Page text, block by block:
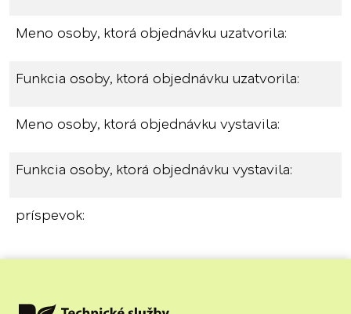
Meno osoby, ktorá objednávku uzatvorila:
Funkcia osoby, ktorá objednávku uzatvorila:
Meno osoby, ktorá objednávku vystavila:
Funkcia osoby, ktorá objednávku vystavila:
príspevok: